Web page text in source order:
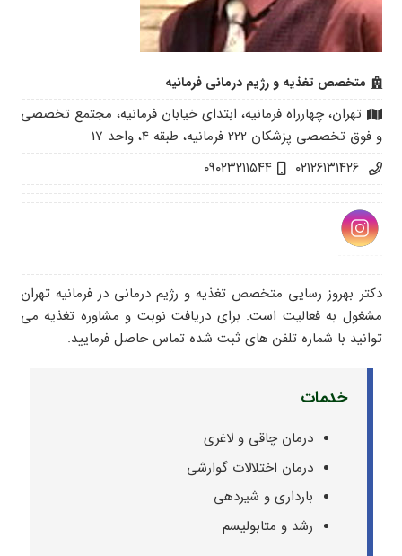
متخصص تغذیه و رژیم درمانی فرمانیه
تهران، چهارراه فرمانیه، ابتدای خیابان فرمانیه، مجتمع تخصصی
و فوق تخصصی پزشکان 222 فرمانیه، طبقه 4، واحد 17
۰۲۱۲۶۱۳۱۴۲۶
۰۹۰۲۳۲۱۱۵۴۴
دکتر بهروز رسایی متخصص تغذیه و رژیم درمانی در فرمانیه تهران
مشغول به فعالیت است. برای دریافت نوبت و مشاوره تغذیه می
توانید با شماره تلفن های ثبت شده تماس حاصل فرمایید.
خدمات
درمان چاقی و لاغری
درمان اختلالات گوارشی
بارداری و شیردهی
رشد و متابولیسم